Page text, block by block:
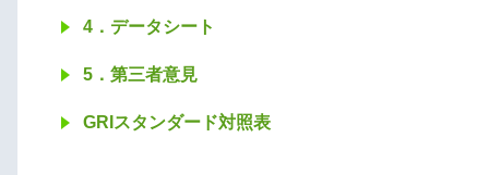
4．データシート
5．第三者意見
GRIスタンダード対照表